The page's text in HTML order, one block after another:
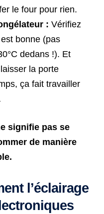
le four pour rien.
: Vérifiez
bonne (pas
dedans !). Et
la porte
ça fait travailler
signifie pas se
de manière
l’éclairage